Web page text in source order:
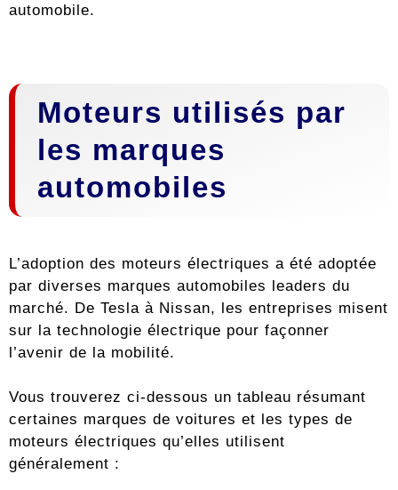
automobile.
Moteurs utilisés par
les marques
automobiles
L’adoption des moteurs électriques a été adoptée
par diverses marques automobiles leaders du
marché. De Tesla à Nissan, les entreprises misent
sur la technologie électrique pour façonner
l’avenir de la mobilité.
Vous trouverez ci-dessous un tableau résumant
certaines marques de voitures et les types de
moteurs électriques qu’elles utilisent
généralement :